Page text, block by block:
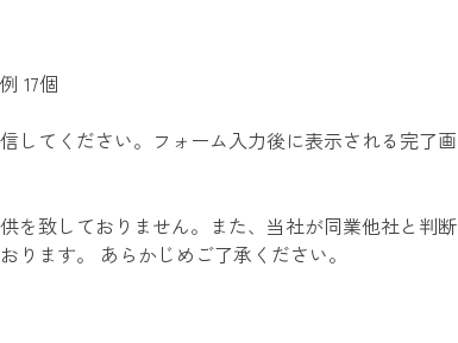
17個
してください。フォーム入力後に表示される完了画
を致しておりません。また、当社が同業他社と判断
ります。 あらかじめご了承ください。